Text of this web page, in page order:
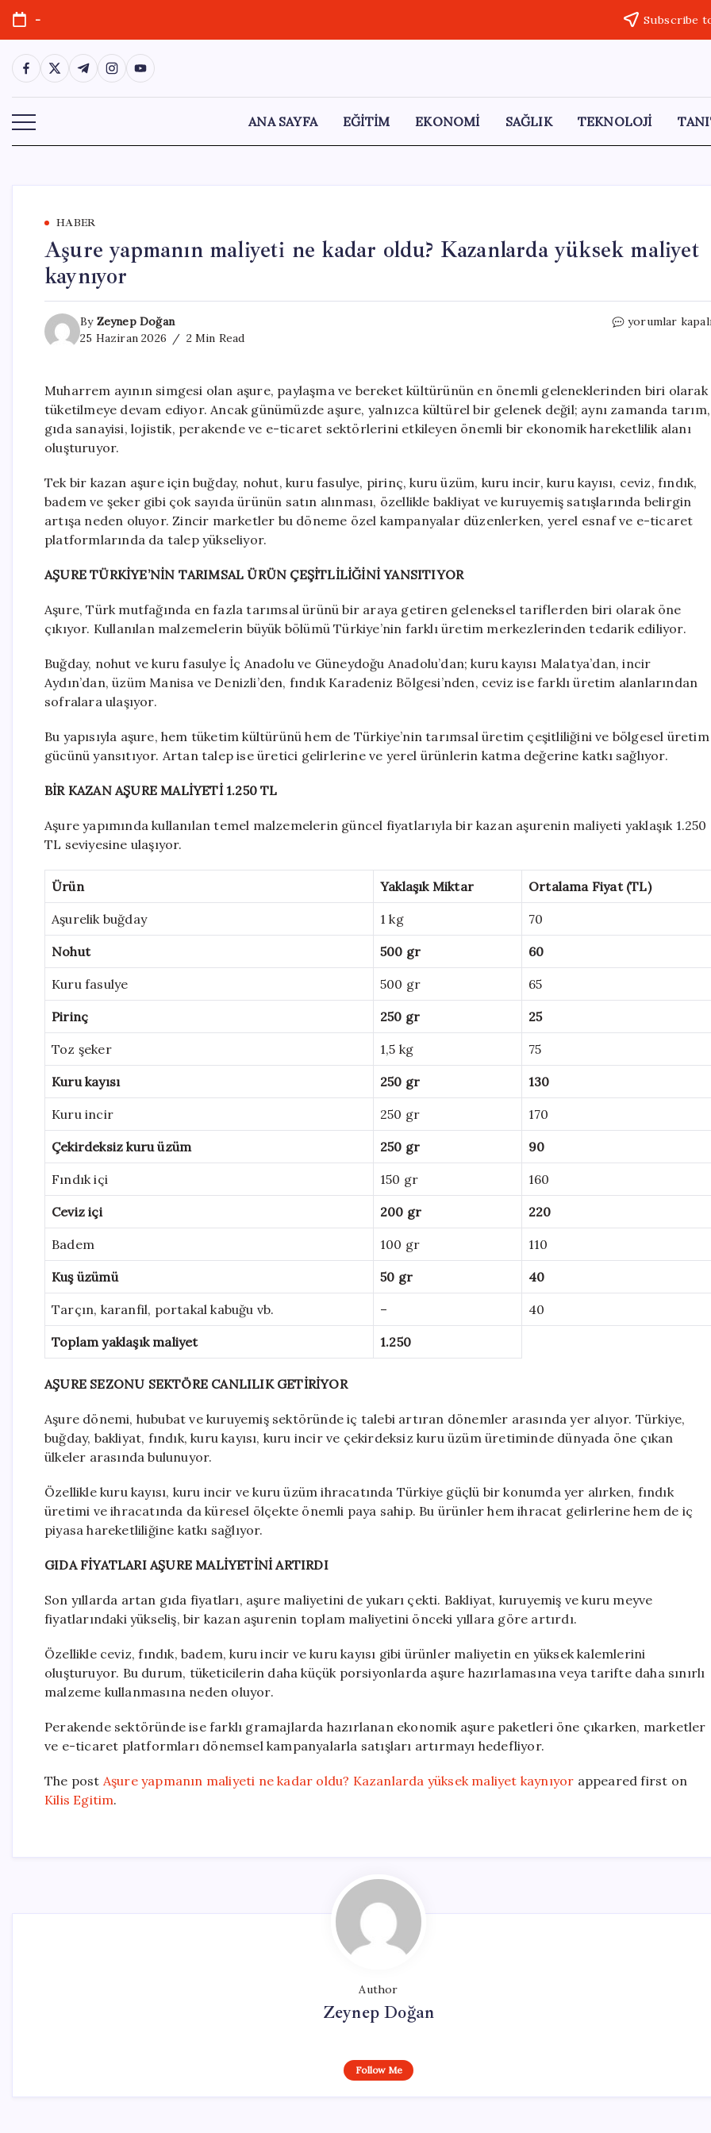
Skip
content
- Subscribe
https://www.facebook.com/
https://twitter.com/
https://t.me/
https://www.instagram.com/
https://youtube.com/
ANA SAYFA EĞİTİM EKONOMİ SAĞLIK TEKNOLOJİ
HABER
Aşure yapmanın maliyeti ne kadar oldu? Kazanlarda yüksek maliyet
kaynıyor
By Zeynep Doğan
25 Haziran 2026
2 Min Read
Aşure
kadar
Kazanlarda
yüksek
için
yorumlar
Muharrem ayının simgesi olan aşure, paylaşma ve bereket kültürünün en önemli geleneklerinden biri olarak
tüketilmeye devam ediyor. Ancak günümüzde aşure, yalnızca kültürel bir gelenek değil; aynı zamanda tarım,
gıda sanayisi, lojistik, perakende ve e-ticaret sektörlerini etkileyen önemli bir ekonomik hareketlilik alanı
oluşturuyor.
Tek bir kazan aşure için buğday, nohut, kuru fasulye, pirinç, kuru üzüm, kuru incir, kuru kayısı, ceviz, fındık,
badem ve şeker gibi çok sayıda ürünün satın alınması, özellikle bakliyat ve kuruyemiş satışlarında belirgin
artışa neden oluyor. Zincir marketler bu döneme özel kampanyalar düzenlerken, yerel esnaf ve e-ticaret
platformlarında da talep yükseliyor.
AŞURE TÜRKİYE’NİN TARIMSAL ÜRÜN ÇEŞİTLİLİĞİNİ YANSITIYOR
Aşure, Türk mutfağında en fazla tarımsal ürünü bir araya getiren geleneksel tariflerden biri olarak öne
çıkıyor. Kullanılan malzemelerin büyük bölümü Türkiye’nin farklı üretim merkezlerinden tedarik ediliyor.
Buğday, nohut ve kuru fasulye İç Anadolu ve Güneydoğu Anadolu’dan; kuru kayısı Malatya’dan, incir
Aydın’dan, üzüm Manisa ve Denizli’den, fındık Karadeniz Bölgesi’nden, ceviz ise farklı üretim alanlarından
sofralara ulaşıyor.
Bu yapısıyla aşure, hem tüketim kültürünü hem de Türkiye’nin tarımsal üretim çeşitliliğini ve bölgesel üretim
gücünü yansıtıyor. Artan talep ise üretici gelirlerine ve yerel ürünlerin katma değerine katkı sağlıyor.
BİR KAZAN AŞURE MALİYETİ 1.250 TL
Aşure yapımında kullanılan temel malzemelerin güncel fiyatlarıyla bir kazan aşurenin maliyeti yaklaşık 1.250
TL seviyesine ulaşıyor.
Ürün Yaklaşık Miktar Ortalama Fiyat (TL)
Aşurelik buğday 1 kg 70
Nohut 500 gr 60
Kuru fasulye 500 gr 65
Pirinç 250 gr 25
Toz şeker 1,5 kg 75
Kuru kayısı 250 gr 130
Kuru incir 250 gr 170
Çekirdeksiz kuru üzüm 250 gr 90
Fındık içi 150 gr 160
Ceviz içi 200 gr 220
Badem 100 gr 110
Kuş üzümü 50 gr 40
Tarçın, karanfil, portakal kabuğu vb. – 40
Toplam yaklaşık maliyet 1.250
AŞURE SEZONU SEKTÖRE CANLILIK GETİRİYOR
Aşure dönemi, hububat ve kuruyemiş sektöründe iç talebi artıran dönemler arasında yer alıyor. Türkiye,
buğday, bakliyat, fındık, kuru kayısı, kuru incir ve çekirdeksiz kuru üzüm üretiminde dünyada öne çıkan
ülkeler arasında bulunuyor.
Özellikle kuru kayısı, kuru incir ve kuru üzüm ihracatında Türkiye güçlü bir konumda yer alırken, fındık
üretimi ve ihracatında da küresel ölçekte önemli paya sahip. Bu ürünler hem ihracat gelirlerine hem de iç
piyasa hareketliliğine katkı sağlıyor.
GIDA FİYATLARI AŞURE MALİYETİNİ ARTIRDI
Son yıllarda artan gıda fiyatları, aşure maliyetini de yukarı çekti. Bakliyat, kuruyemiş ve kuru meyve
fiyatlarındaki yükseliş, bir kazan aşurenin toplam maliyetini önceki yıllara göre artırdı.
Özellikle ceviz, fındık, badem, kuru incir ve kuru kayısı gibi ürünler maliyetin en yüksek kalemlerini
oluşturuyor. Bu durum, tüketicilerin daha küçük porsiyonlarda aşure hazırlamasına veya tarifte daha sınırlı
malzeme kullanmasına neden oluyor.
Perakende sektöründe ise farklı gramajlarda hazırlanan ekonomik aşure paketleri öne çıkarken, marketler
ve e-ticaret platformları dönemsel kampanyalarla satışları artırmayı hedefliyor.
The post Aşure yapmanın maliyeti ne kadar oldu? Kazanlarda yüksek maliyet kaynıyor appeared first on
Kilis Egitim.
Author
Zeynep Doğan
Follow Me